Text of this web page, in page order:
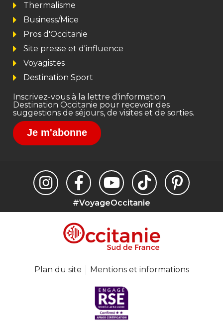
Thermalisme
Business/Mice
Pros d'Occitanie
Site presse et d'influence
Voyagistes
Destination Sport
Inscrivez-vous à la lettre d'information
Destination Occitanie pour recevoir des
suggestions de séjours, de visites et de sorties.
Je m'abonne
#VoyageOccitanie
Plan du site Mentions et informations